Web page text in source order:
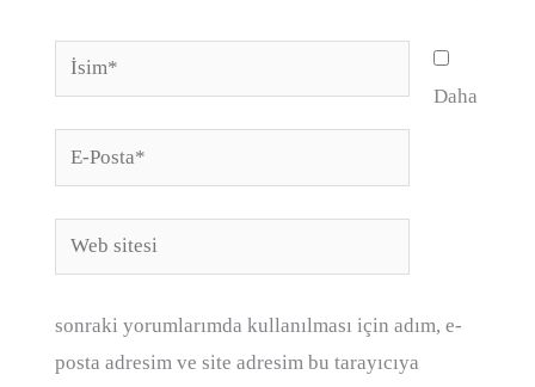
İsim*
E-
Posta*
Web
sitesi
Daha
sonraki yorumlarımda kullanılması için adım, e-
posta adresim ve site adresim bu tarayıcıya